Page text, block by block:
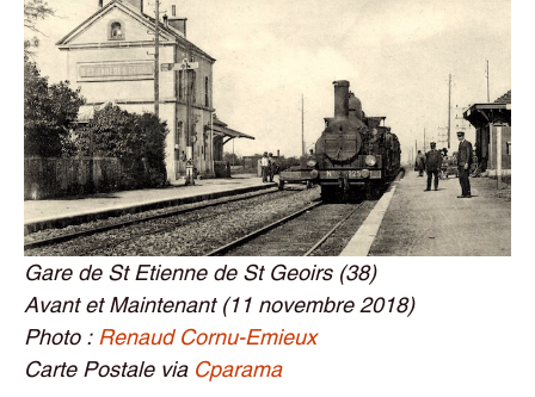
Gare de St Etienne de St Geoirs (38)
Avant et Maintenant (11 novembre 2018)
Photo : Renaud Cornu-Emieux
Carte Postale via Cparama